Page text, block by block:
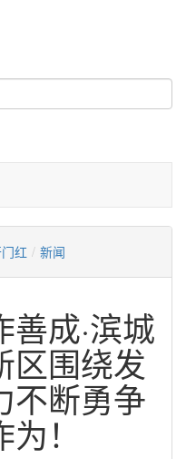
红 / 新闻
成·滨城
区围绕发
不断勇争
！